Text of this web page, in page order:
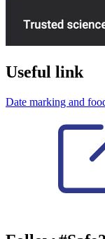
Useful link
Date marking and